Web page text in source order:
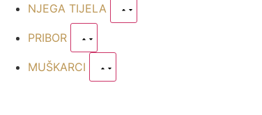
NJEGA TIJELA
PRIBOR
MUŠKARCI